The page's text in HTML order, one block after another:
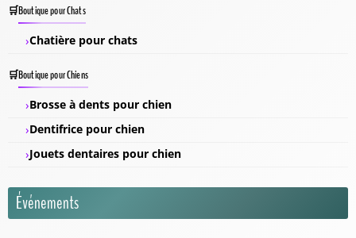
Boutique pour Chats
Chatière pour chats
Boutique pour Chiens
Brosse à dents pour chien
Dentifrice pour chien
Jouets dentaires pour chien
Événements